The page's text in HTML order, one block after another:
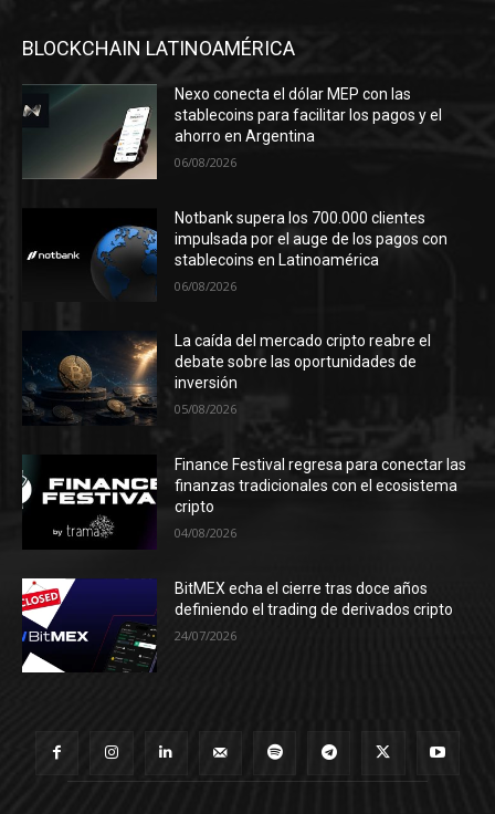
BLOCKCHAIN LATINOAMÉRICA
Nexo conecta el dólar MEP con las
stablecoins para facilitar los pagos y el
ahorro en Argentina
06/08/2026
Notbank supera los 700.000 clientes
impulsada por el auge de los pagos con
stablecoins en Latinoamérica
06/08/2026
La caída del mercado cripto reabre el
debate sobre las oportunidades de
inversión
05/08/2026
Finance Festival regresa para conectar las
finanzas tradicionales con el ecosistema
cripto
04/08/2026
BitMEX echa el cierre tras doce años
definiendo el trading de derivados cripto
24/07/2026